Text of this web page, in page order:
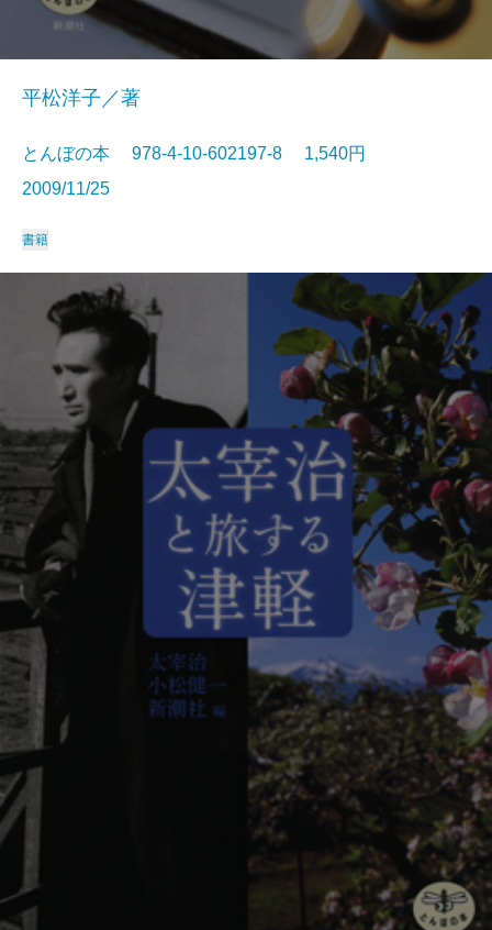
平松洋子／著
とんぼの本 978-4-10-602197-8 1,540円
2009/11/25
書籍